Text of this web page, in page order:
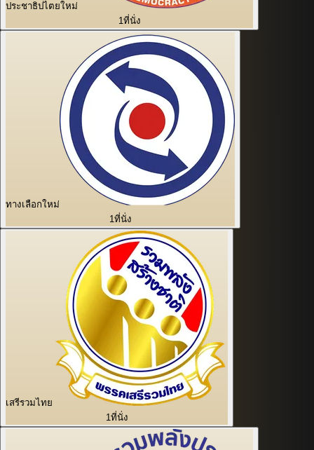
ประชาธิปไตยใหม่
1ที่นั่ง
ทางเลือกใหม่
1ที่นั่ง
เสรีรวมไทย
1ที่นั่ง